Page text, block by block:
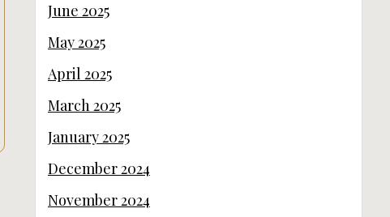
June 2025
May 2025
April 2025
March 2025
January 2025
December 2024
November 2024